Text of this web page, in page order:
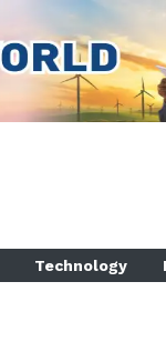
Technology